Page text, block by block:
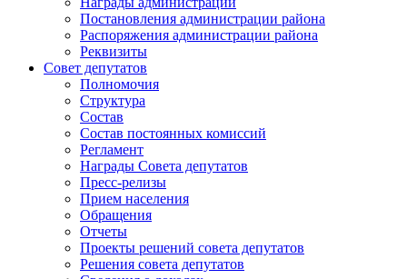
Постановления администрации района
Распоряжения администрации района
Реквизиты
Совет депутатов
Полномочия
Структура
Состав
Состав постоянных комиссий
Регламент
Награды Совета депутатов
Пресс-релизы
Прием населения
Обращения
Отчеты
Проекты решений совета депутатов
Решения совета депутатов